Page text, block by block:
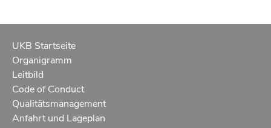
UKB Startseite
Organigramm
Leitbild
Code of Conduct
Qualitätsmanagement
Anfahrt und Lageplan